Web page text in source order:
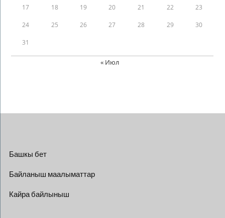
17 18 19 20 21 22 23
24 25 26 27 28 29 30
31
« Июл
Башкы бет
Байланыш маалыматтар
Кайра байлыныш